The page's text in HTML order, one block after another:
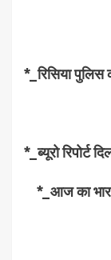
*_रिसिया
*_ब्यूरो रिपोर्ट
*_आज का